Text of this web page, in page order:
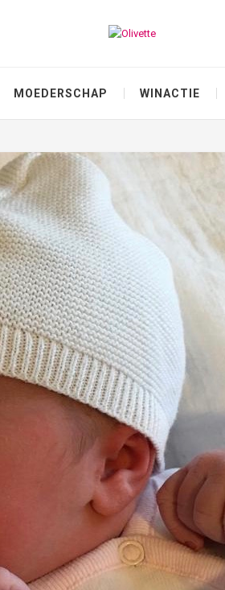
MOEDERSCHAP WINACTIE